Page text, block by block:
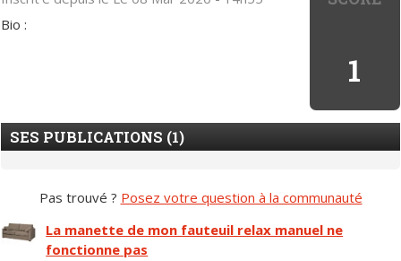
1
Bio :
SES PUBLICATIONS (1)
Pas trouvé ? Posez votre question à la communauté
La manette de mon fauteuil relax manuel ne
fonctionne pas